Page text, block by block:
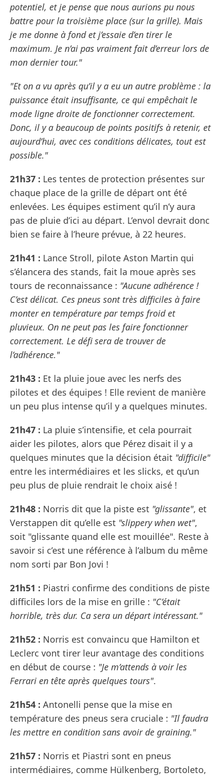
potentiel, et je pense que nous aurions pu nous
battre pour la troisième place (sur la grille). Mais
je me donne à fond et j’essaie d’en tirer le
maximum. Je n’ai pas vraiment fait d’erreur lors de
mon dernier tour."
"Et on a vu après qu’il y a eu un autre problème : la
puissance était insuffisante, ce qui empêchait le
mode ligne droite de fonctionner correctement.
Donc, il y a beaucoup de points positifs à retenir, et
aujourd’hui, avec ces conditions délicates, tout est
possible."
21h37 : Les tentes de protection présentes sur
chaque place de la grille de départ ont été
enlevées. Les équipes estiment qu’il n’y aura
pas de pluie d’ici au départ. L’envol devrait donc
bien se faire à l’heure prévue, à 22 heures.
21h41 : Lance Stroll, pilote Aston Martin qui
s’élancera des stands, fait la moue après ses
tours de reconnaissance : "Aucune adhérence !
C’est délicat. Ces pneus sont très difficiles à faire
monter en température par temps froid et
pluvieux. On ne peut pas les faire fonctionner
correctement. Le défi sera de trouver de
l’adhérence."
21h43 : Et la pluie joue avec les nerfs des
pilotes et des équipes ! Elle revient de manière
un peu plus intense qu’il y a quelques minutes.
21h47 : La pluie s’intensifie, et cela pourrait
aider les pilotes, alors que Pérez disait il y a
quelques minutes que la décision était "difficile"
entre les intermédiaires et les slicks, et qu’un
peu plus de pluie rendrait le choix aisé !
21h48 : Norris dit que la piste est "glissante", et
Verstappen dit qu’elle est "slippery when wet",
soit "glissante quand elle est mouillée". Reste à
savoir si c’est une référence à l’album du même
nom sorti par Bon Jovi !
21h51 : Piastri confirme des conditions de piste
difficiles lors de la mise en grille : "C’était
horrible, très dur. Ca sera un départ intéressant."
21h52 : Norris est convaincu que Hamilton et
Leclerc vont tirer leur avantage des conditions
en début de course : "Je m’attends à voir les
Ferrari en tête après quelques tours".
21h54 : Antonelli pense que la mise en
température des pneus sera cruciale : "Il faudra
les mettre en condition sans avoir de graining."
21h57 : Norris et Piastri sont en pneus
intermédiaires, comme Hülkenberg, Bortoleto,